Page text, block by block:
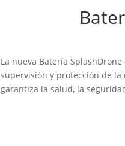
La nueva Batería
supervisión y protección de
garantiza la salud, la